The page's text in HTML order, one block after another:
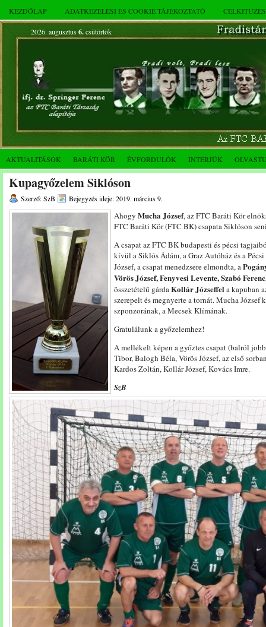
KEZDŐLAP ADATKEZELÉSI ÉS COOKIE TÁJÉKOZTATÓ
2026. augusztus 6.csütörtök
AKTUALITÁSOK BARÁTI KÖR ÉVFORDULÓK INTERJÚK
Kupagyőzelem Siklóson
Szerző: SzB Bejegyzés ideje: 2019. március 9.
Ahogy Mucha József, az FTC Baráti Kör
FTC Baráti Kör (FTC BK) csapata Siklóson
A csapat az FTC BK budapesti és pécsi
kívül a Siklós Ádám, a Graz Autóház és a
József, a csapat menedzsere elmondta, a
Vörös József, Fenyvesi Levente, Szabó
összetételű gárdaKollár Józseffela kapuban
szerepelt és megnyerte a tornát. Mucha József
szponzorának, a Mecsek Klímának.
Gratulálunk a győzelemhez!
A mellékelt képen a győztes csapat (balról
Tibor, Balogh Béla, Vörös József, az első
Kardos Zoltán, Kollár József, Kovács Imre.
SzB